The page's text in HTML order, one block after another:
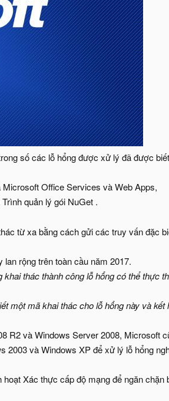
số các lỗ hổng được xử lý đã được
Office Services và Web Apps,
quản lý gói NuGet .
từ xa bằng cách gửi các truy vấn đặc
rộng trên toàn cầu năm 2017.
thác thành công lỗ hổng có thể thực
một mã khai thác cho lỗ hổng này và kết
R2 và Windows Server 2008, Microsoft
2003 và Windows XP để xử lý lỗ hổng
Xác thực cấp độ mạng để ngăn chặn